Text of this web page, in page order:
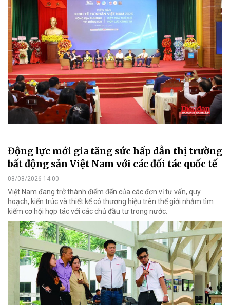
Động lực mới gia tăng sức hấp dẫn thị trường
bất động sản Việt Nam với các đối tác quốc tế
08/08/2026 14:00
Việt Nam đang trở thành điểm đến của các đơn vị tư vấn, quy
hoạch, kiến trúc và thiết kế có thương hiệu trên thế giới nhằm tìm
kiếm cơ hội hợp tác với các chủ đầu tư trong nước.